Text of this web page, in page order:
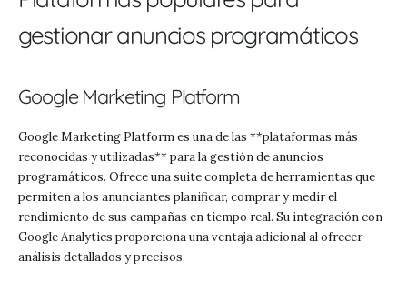
gestionar anuncios programáticos
Google Marketing Platform
Google Marketing Platform es una de las **plataformas más
reconocidas y utilizadas** para la gestión de anuncios
programáticos. Ofrece una suite completa de herramientas que
permiten a los anunciantes planificar, comprar y medir el
rendimiento de sus campañas en tiempo real. Su integración con
Google Analytics proporciona una ventaja adicional al ofrecer
análisis detallados y precisos.